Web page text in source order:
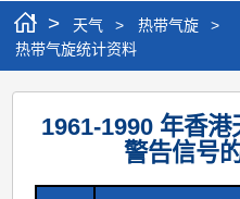
> 天气 > 热带气旋
>
热带气旋统计资料
热
带1961-1990 年香
警告信号